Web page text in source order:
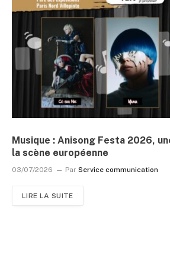
Musique : Anisong Festa 2026,
la scène européenne
03/07/2026 Par Service communication
LIRE LA SUITE